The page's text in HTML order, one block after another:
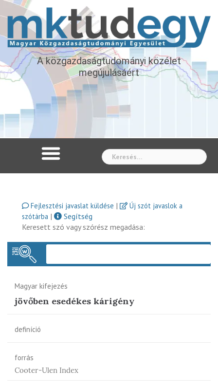
A közgazdaságtudományi közélet
megújulásáért
Fejlesztési javaslat küldése |
Új szót javaslok a
szótárba |
Segítség
Keresett szó vagy szórész megadása:
Magyar kifejezés
jövőben esedékes kárigény
definíció
forrás
Cooter-Ulen Index